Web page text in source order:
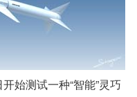
始测试一种“智能”灵巧